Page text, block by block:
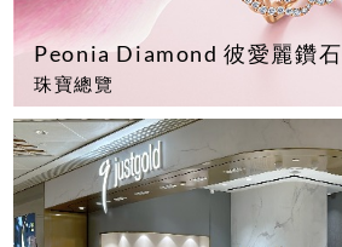
Peonia Diamond 彼愛麗鑽石
珠寶總覽